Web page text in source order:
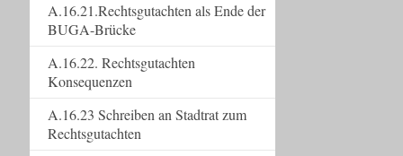
A.16.21.Rechtsgutachten als Ende der
BUGA-Brücke
A.16.22. Rechtsgutachten
Konsequenzen
A.16.23 Schreiben an Stadtrat zum
Rechtsgutachten